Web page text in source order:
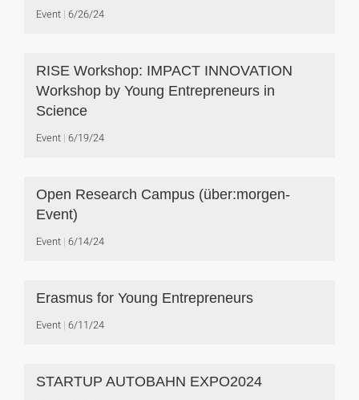
Event 6/26/24
RISE Workshop: IMPACT INNOVATION
Workshop by Young Entrepreneurs in
Science
Event 6/19/24
Open Research Campus (über:morgen-
Event)
Event 6/14/24
Erasmus for Young Entrepreneurs
Event 6/11/24
STARTUP AUTOBAHN EXPO2024